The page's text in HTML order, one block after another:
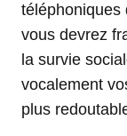
téléphoniques
vous devrez
la survie
vocalement
plus